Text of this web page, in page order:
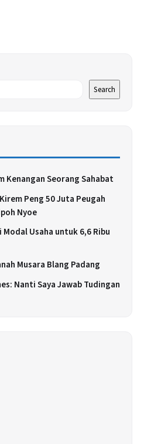
Search
Kenangan Seorang Sahabat
Peng 50 Juta Peugah
Nyoe
Usaha untuk 6,6 Ribu
Musara Blang Padang
Nanti Saya Jawab Tudingan